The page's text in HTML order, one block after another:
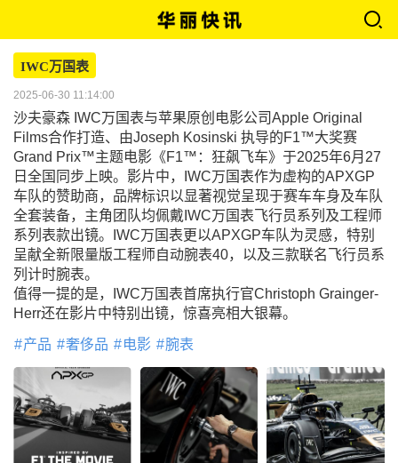
IWC万国表
2025-06-30 11:14:00
沙夫豪森 IWC万国表与苹果原创电影公司Apple Original
Films合作打造、由Joseph Kosinski 执导的F1™大奖赛
Grand Prix™主题电影《F1™：狂飙飞车》于2025年6月27
日全国同步上映。影片中，IWC万国表作为虚构的APXGP
车队的赞助商，品牌标识以显著视觉呈现于赛车车身及车队
全套装备，主角团队均佩戴IWC万国表飞行员系列及工程师
系列表款出镜。IWC万国表更以APXGP车队为灵感，特别
呈献全新限量版工程师自动腕表40，以及三款联名飞行员系
列计时腕表。
值得一提的是，IWC万国表首席执行官Christoph Grainger-
Herr还在影片中特别出镜，惊喜亮相大银幕。
产品 奢侈品 电影 腕表